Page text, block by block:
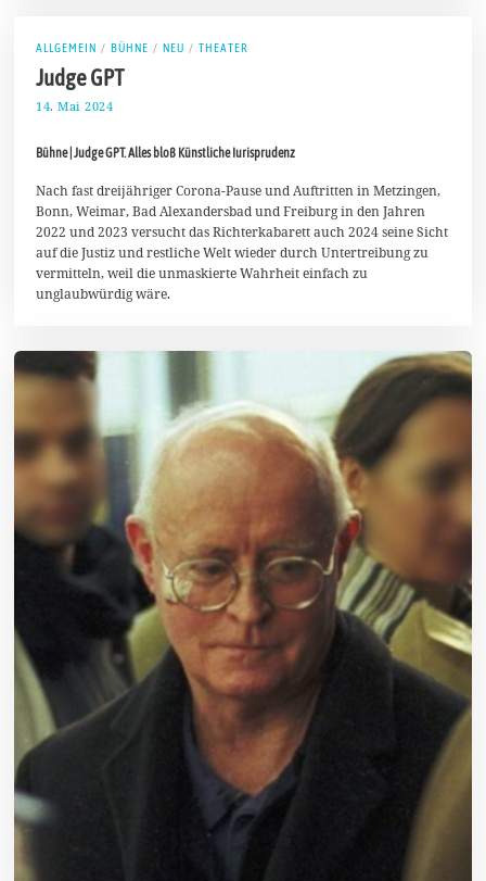
ALLGEMEIN / BÜHNE / NEU / THEATER
Judge GPT
14. Mai 2024
M
i
0
2
4
Bühne | Judge GPT. Alles bloß Künstliche Iurisprudenz
Nach fast dreijähriger Corona-Pause und Auftritten in Metzingen,
Bonn, Weimar, Bad Alexandersbad und Freiburg in den Jahren
2022 und 2023 versucht das Richterkabarett auch 2024 seine Sicht
auf die Justiz und restliche Welt wieder durch Untertreibung zu
vermitteln, weil die unmaskierte Wahrheit einfach zu
unglaubwürdig wäre.